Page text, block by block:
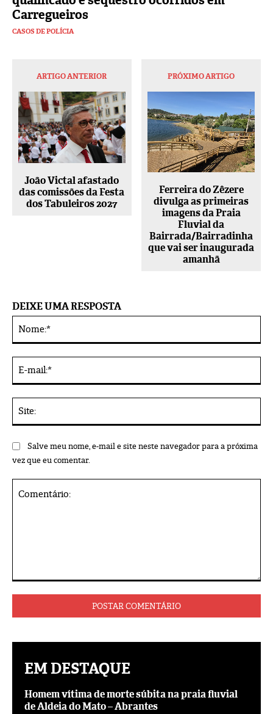
Carregueiros
CASOS DE POLÍCIA
ARTIGO ANTERIOR
João Victal afastado
das comissões da Festa
dos Tabuleiros 2027
PRÓXIMO ARTIGO
Ferreira do Zêzere
divulga as primeiras
imagens da Praia
Fluvial da
Bairrada/Bairradinha
que vai ser inaugurada
amanhã
DEIXE UMA RESPOSTA
Salve meu nome, e-mail e site neste navegador para a próxima
vez que eu comentar.
EM DESTAQUE
Homem vítima de morte súbita na praia fluvial
de Aldeia do Mato – Abrantes